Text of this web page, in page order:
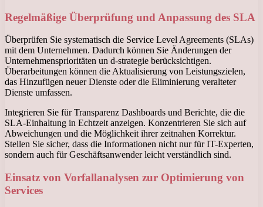
Regelmäßige Überprüfung und Anpassung des SLA
Überprüfen Sie systematisch die Service Level Agreements (SLAs)
mit dem Unternehmen. Dadurch können Sie Änderungen der
Unternehmensprioritäten un d-strategie berücksichtigen.
Überarbeitungen können die Aktualisierung von Leistungszielen,
das Hinzufügen neuer Dienste oder die Eliminierung veralteter
Dienste umfassen.
Integrieren Sie für Transparenz Dashboards und Berichte, die die
SLA-Einhaltung in Echtzeit anzeigen. Konzentrieren Sie sich auf
Abweichungen und die Möglichkeit ihrer zeitnahen Korrektur.
Stellen Sie sicher, dass die Informationen nicht nur für IT-Experten,
sondern auch für Geschäftsanwender leicht verständlich sind.
Einsatz von Vorfallanalysen zur Optimierung von
Services